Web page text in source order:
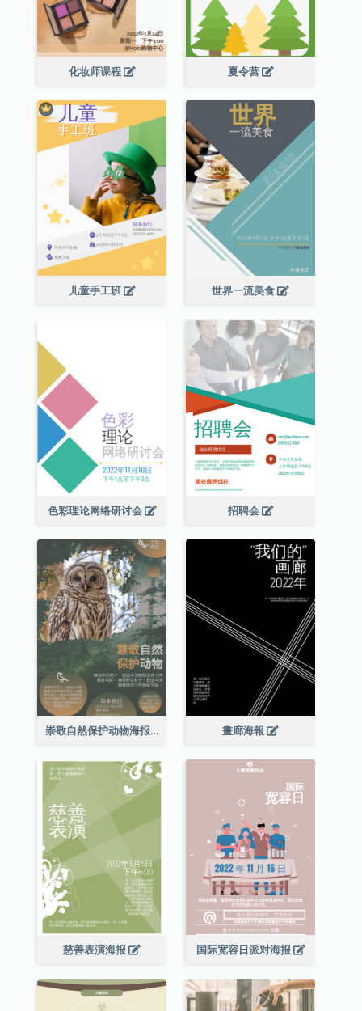
化妆师课程 夏令营
儿童手工班 世界一流美食
色彩理论网络研讨会 招聘会
崇敬自然保护动物海报 畫廊海報
慈善表演海报 国际宽容日派对海报